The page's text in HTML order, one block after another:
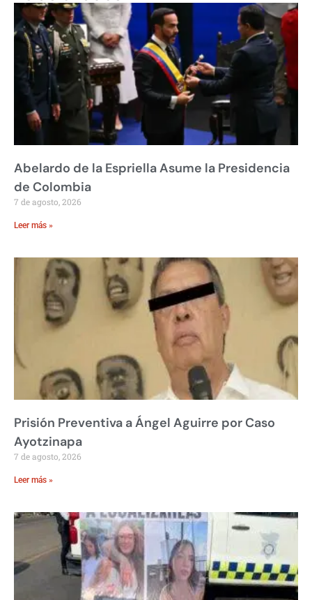
Abelardo de la Espriella Asume la Presidencia
de Colombia
7 de agosto, 2026
Leer más »
Prisión Preventiva a Ángel Aguirre por Caso
Ayotzinapa
7 de agosto, 2026
Leer más »